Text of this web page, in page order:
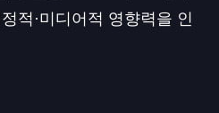
적·미디어적 영향력을 인